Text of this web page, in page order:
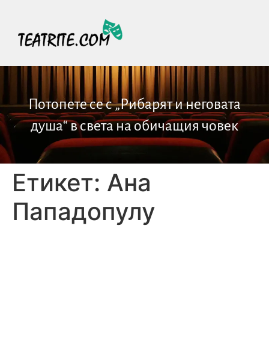
Потопете се с „Рибарят и неговата
душа“ в света на обичащия човек
Етикет: Ана
Пападопулу